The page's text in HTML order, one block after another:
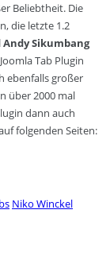
Beliebtheit. Die
die letzte 1.2
Andy Sikumbang
Tab Plugin
ebenfalls großer
über 2000 mal
dann auch
folgenden Seiten:
Niko Winckel